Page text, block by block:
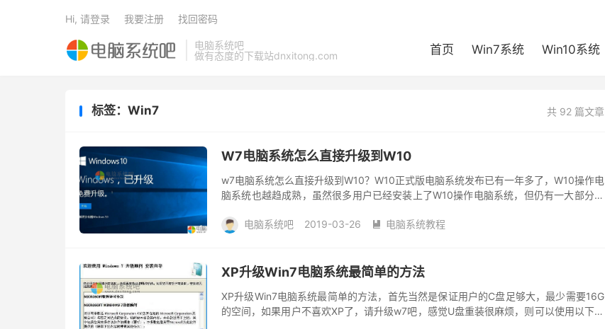
电脑系统吧
做有态度的下载站dnxitong.com
首页 Win7系统 Win10系统
Hi, 请登录 我要注册 找回密码
共 92 篇文章
标签：Win7
W7电脑系统怎么直接升级到W10
w7电脑系统怎么直接升级到W10？W10正式版电脑系统发布已有一年多了，W10操作电
脑系统也越趋成熟，虽然很多用户已经安装上了W10操作电脑系统，但仍有一大部分用
电脑系统吧
2019-03-26  电脑系统教程
XP升级Win7电脑系统最简单的方法
XP升级Win7电脑系统最简单的方法，首先当然是保证用户的C盘足够大，最少需要16G
的空间，如果用户不喜欢XP了，请升级w7吧，感觉U盘重装很麻烦，则可以使用以下方